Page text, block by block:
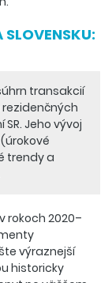
transakcií
Jeho vývoj
trendy a
rokoch 2020–
výraznejší
historicky